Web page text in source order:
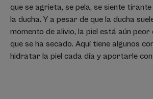
que se agrieta, se pela, se siente
la ducha. Y a pesar de que la ducha
momento de alivio, la piel está aún peor
que se ha secado. Aquí tiene algunos
hidratar la piel cada día y aportarle